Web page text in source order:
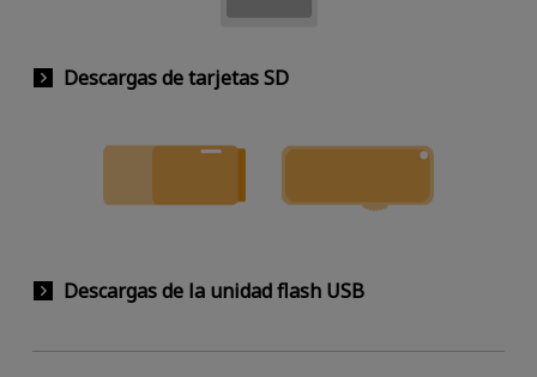
Descargas de tarjetas SD
Descargas de la unidad flash USB